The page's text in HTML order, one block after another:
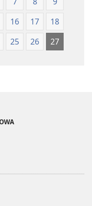
Mangolu
di
Tano
na
Imbaru
Mangolu
di
Tano
na
Imbaru
16 17
18
25 26 27